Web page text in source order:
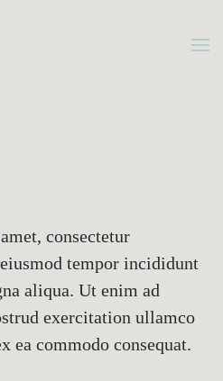
consectetur
tempor incididunt
aliqua. Ut enim ad
exercitation ullamco
ea commodo consequat.